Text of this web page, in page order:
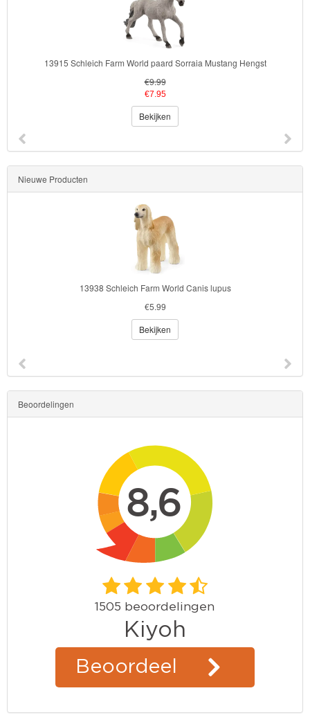
Schleich Farm World paard Sorraia Mustang Hengst
Nieuwe Producten
13938 Schleich Farm World Canis lupus
€5.99
Bekijken
Beoordelingen